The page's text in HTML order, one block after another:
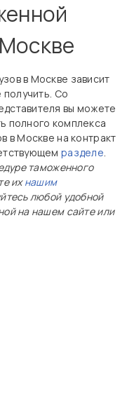
в Москве зависит
получить. Со
вы можете
полного комплекса
в Москве на контракт
разделе.
таможенного
ихнашим
любой удобной
на нашем сайте или